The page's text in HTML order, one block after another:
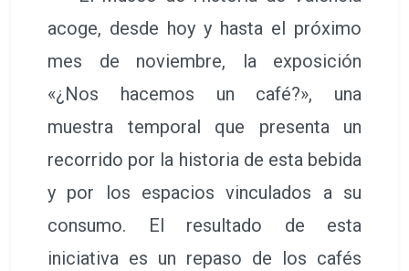
acoge, desde hoy y hasta el próximo
mes de noviembre, la exposición
«¿Nos hacemos un café?», una
muestra temporal que presenta un
recorrido por la historia de esta bebida
y por los espacios vinculados a su
consumo. El resultado de esta
iniciativa es un repaso de los cafés